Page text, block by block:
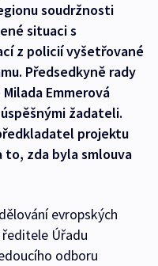
soudržnosti
situaci s
z policií vyšetřované
Předsedkyně rady
Emmerová
žadateli.
projektu
to, zda byla smlouva
evropských
Úřadu
odboru